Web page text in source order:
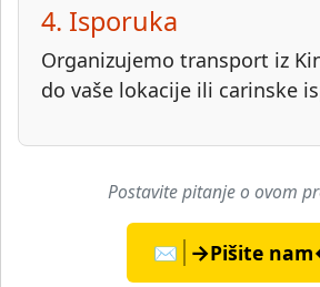
4. Isporuka
Organizujemo transport iz
do vaše lokacije ili carinske
Postavite pitanje o ovom
✉️ →Pišite nam